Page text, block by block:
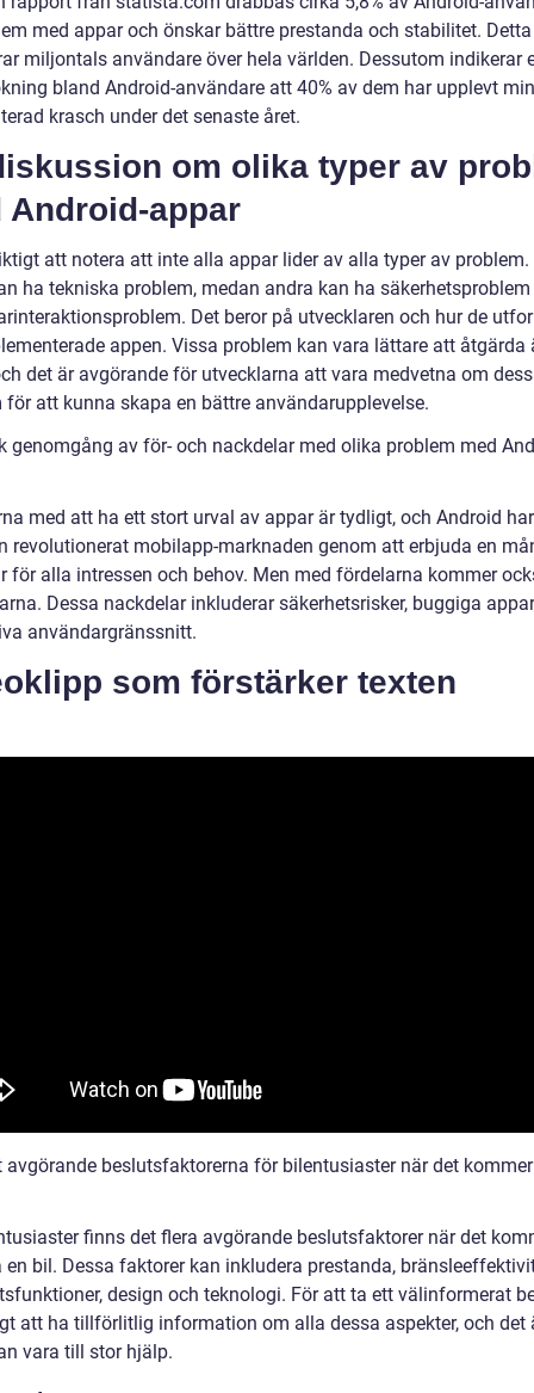
med appar och önskar bättre prestanda och stabilitet. Detta
miljontals användare över hela världen. Dessutom indikerar
bland Android-användare att 40% av dem har upplevt
krasch under det senaste året.
om olika typer av
Android-appar
att notera att inte alla appar lider av alla typer av problem.
ha tekniska problem, medan andra kan ha säkerhetsproblem
Det beror på utvecklaren och hur de
appen. Vissa problem kan vara lättare att åtgärda
det är avgörande för utvecklarna att vara medvetna om
för att kunna skapa en bättre användarupplevelse.
genomgång av för- och nackdelar med olika problem med
med att ha ett stort urval av appar är tydligt, och Android har
revolutionerat mobilapp-marknaden genom att erbjuda en
för alla intressen och behov. Men med fördelarna kommer
Dessa nackdelar inkluderar säkerhetsrisker, buggiga
användargränssnitt.
som förstärker texten
avgörande beslutsfaktorerna för bilentusiaster när det
finns det flera avgörande beslutsfaktorer när det
en bil. Dessa faktorer kan inkludera prestanda,
design och teknologi. För att ta ett välinformerat
att ha tillförlitlig information om alla dessa aspekter, och det
vara till stor hjälp.